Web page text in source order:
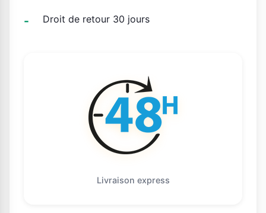
Droit de retour 30 jours
Livraison express